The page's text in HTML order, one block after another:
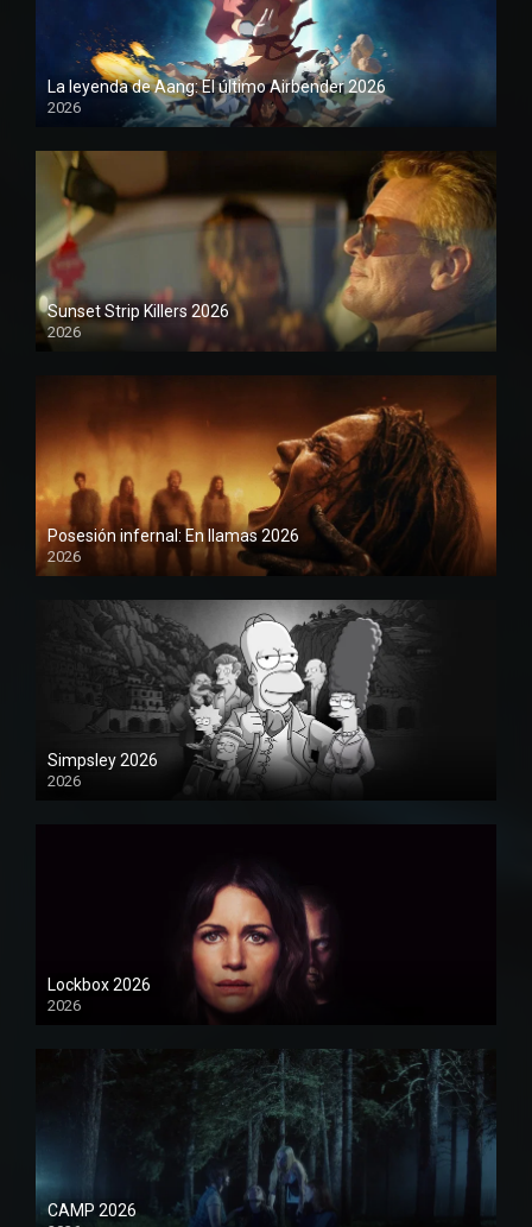
La leyenda de Aang: El último Airbender 2026
2026
1080P
Sunset Strip Killers 2026
2026
1080P
Posesión infernal: En llamas 2026
2026
1080P
Simpsley 2026
2026
1080P
Lockbox 2026
2026
1080P
CAMP 2026